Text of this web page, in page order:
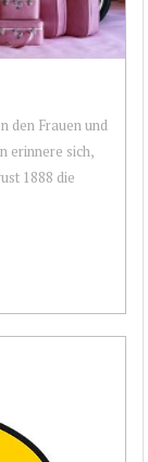
den Frauen und
erinnere sich,
1888 die